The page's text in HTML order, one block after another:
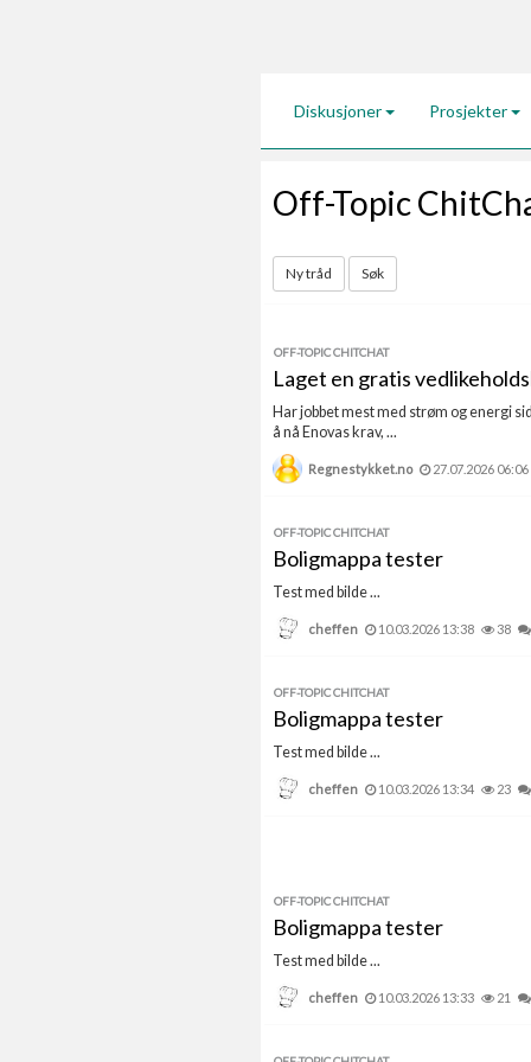
Diskusjoner Prosjekter
Off-Topic
Ny tråd Søk
OFF-TOPIC CHITCHAT
Laget en gratis
Har jobbet mest med strøm og energi
å nå Enovas krav, ...
Regnestykket.no 27.07.2026 06:06
OFF-TOPIC CHITCHAT
Boligmappa tester
Test med bilde ...
cheffen 10.03.2026 13:38 38
OFF-TOPIC CHITCHAT
Boligmappa tester
Test med bilde ...
cheffen 10.03.2026 13:34 23
OFF-TOPIC CHITCHAT
Boligmappa tester
Test med bilde ...
cheffen 10.03.2026 13:33 21